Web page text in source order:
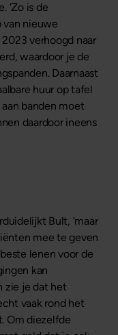
‘Zo is de
van nieuwe
verhoogd naar
waardoor je de
Daarnaast
huur op tafel
banden moet
daardoor ineens
Bult, ‘maar
mee te geven
lenen voor de
kan
zie je dat het
vaak rond het
Om diezelfde